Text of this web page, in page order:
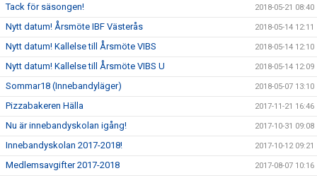
Tack för säsongen! 2018-05-21 08:40
Nytt datum! Årsmöte IBF Västerås 2018-05-14 12:11
Nytt datum! Kallelse till Årsmöte VIBS 2018-05-14 12:10
Nytt datum! Kallelse till Årsmöte VIBS U 2018-05-14 12:09
Sommar18 (Innebandyläger) 2018-05-07 13:10
Pizzabakeren Hälla 2017-11-21 16:46
Nu är innebandyskolan igång! 2017-10-31 09:08
Innebandyskolan 2017-2018! 2017-10-12 09:21
Medlemsavgifter 2017-2018 2017-08-07 10:16